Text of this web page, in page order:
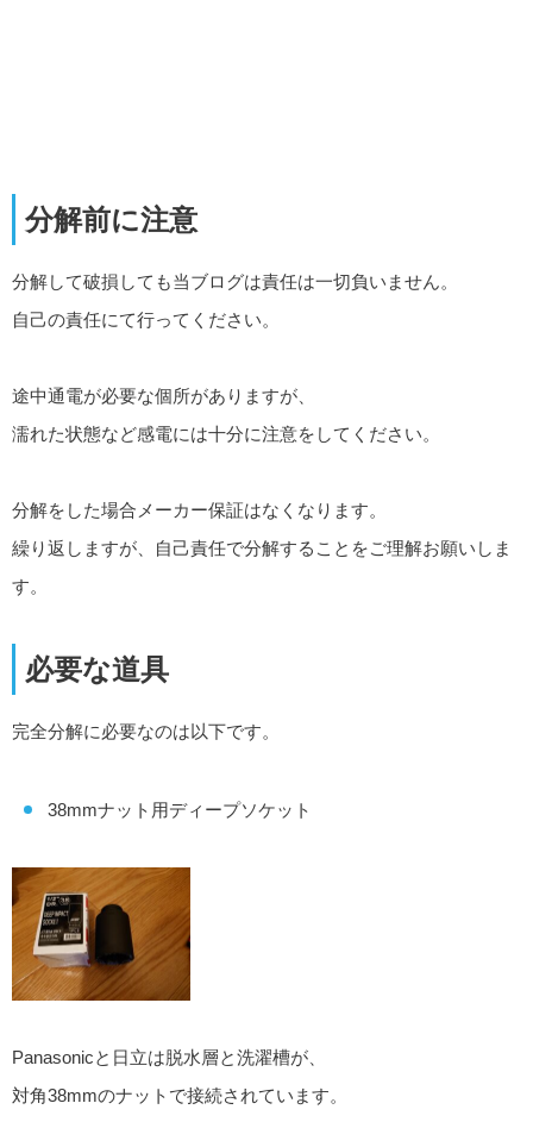
分解前に注意
分解して破損しても当ブログは責任は一切負いません。
自己の責任にて行ってください。
途中通電が必要な個所がありますが、
濡れた状態など感電には十分に注意をしてください。
分解をした場合メーカー保証はなくなります。
繰り返しますが、自己責任で分解することをご理解お願いしま
す。
必要な道具
完全分解に必要なのは以下です。
38mmナット用ディープソケット
Panasonicと日立は脱水層と洗濯槽が、
対角38mmのナットで接続されています。